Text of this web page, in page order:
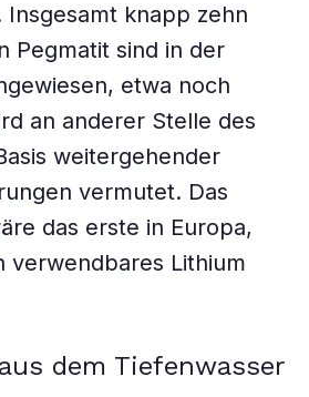
Insgesamt knapp zehn
Pegmatit sind in der
etwa noch
an anderer Stelle des
weitergehender
vermutet. Das
das erste in Europa,
verwendbares Lithium
dem Tiefenwasser